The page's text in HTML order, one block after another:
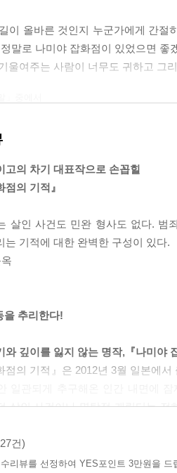
이 올바른 것인지 누군가에게 간
말로 나미야 잡화점이 있었으면
울여주는 사람이 너무도 귀하고 그
고의 차기 대표작으로 손꼽힐
점의 기적』
살인 사건도 민완 형사도 없다. 범
는 기적에 대한 완벽한 구성이 있다.
을 추리한다!
와 깊이를 잃지 않는 명작,『나미야
점의 기적』은 2012년 3월 일본에
살인 사건이나 명탐정 캐릭터는
는 오래된 잡화점에서 벌어지는 기
건)
리뷰를 선정하여 YES포인트 3만원을 드